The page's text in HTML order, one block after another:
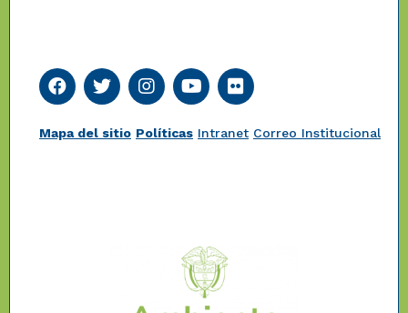
Mapa del sitio Políticas Intranet Correo Institucional